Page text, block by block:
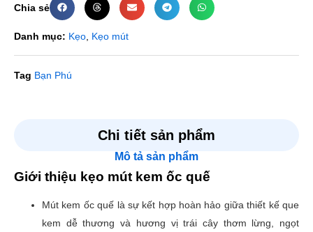
Chia sẻ
Danh mục: Kẹo Kẹo mút
Tag Bạn Phú
Chi tiết sản phẩm
Mô tả sản phẩm
Giới thiệu kẹo mút kem ốc quế
Mút kem ốc quế là sự kết hợp hoàn hảo giữa thiết kế que
kem dễ thương và hương vị trái cây thơm lừng, ngọt
Chưa có đánh giá nào.
Email của bạn sẽ không được hiển thị công khai. Các
trường bắt buộc được đánh dấu*